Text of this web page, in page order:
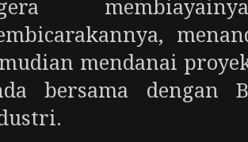
mendanai
bersama dengan